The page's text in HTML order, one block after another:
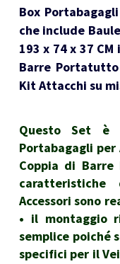
Box
che include
193 x 74 x 37
Barre Portatutto
Kit Attacchi su
Questo Set è
Portabagagli per
Coppia di
Accessori sono
• il montaggio
semplice poiché
specifici per il